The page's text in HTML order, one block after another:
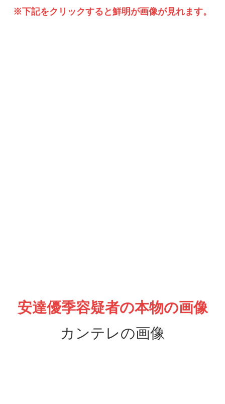
※下記をクリックすると鮮明が画像が見れます。
安達優季容疑者の本物の画像
カンテレの画像